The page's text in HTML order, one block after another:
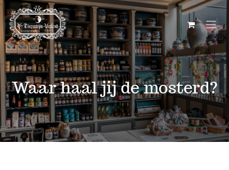
Overslaan naar inhoud
Waar haal jij de mosterd?